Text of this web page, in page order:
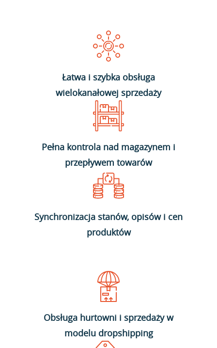
Łatwa i szybka obsługa
wielokanałowej sprzedaży
Pełna kontrola nad magazynem i
przepływem towarów
Synchronizacja stanów, opisów i cen
produktów
Obsługa hurtowni i sprzedaży w
modelu dropshipping